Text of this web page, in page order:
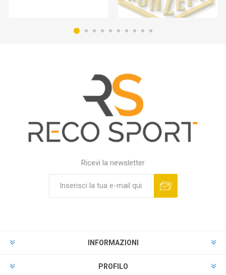
Ricevi la newsletter
INFORMAZIONI
PROFILO